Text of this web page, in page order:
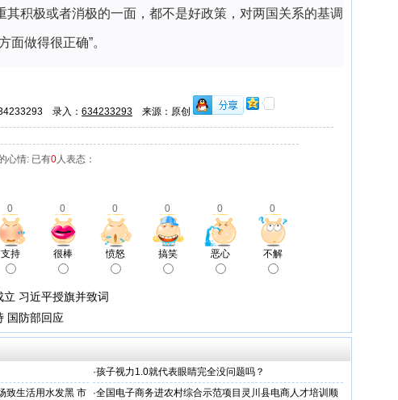
其积极或者消极的一面，都不是好政策，对两国关系的基调
面做得很正确”。
录入： 634233293 来源：原创
心情: 已有0人表态：
0 0 0 0 0 0
支持 很棒 愤怒 搞笑 恶心 不解
习近平授旗并致词
国防部回应
·孩子视力1.0就代表眼睛完全没问题吗？
致生活用水发黑 市
·全国电子商务进农村综合示范项目灵川县电商人才培训顺